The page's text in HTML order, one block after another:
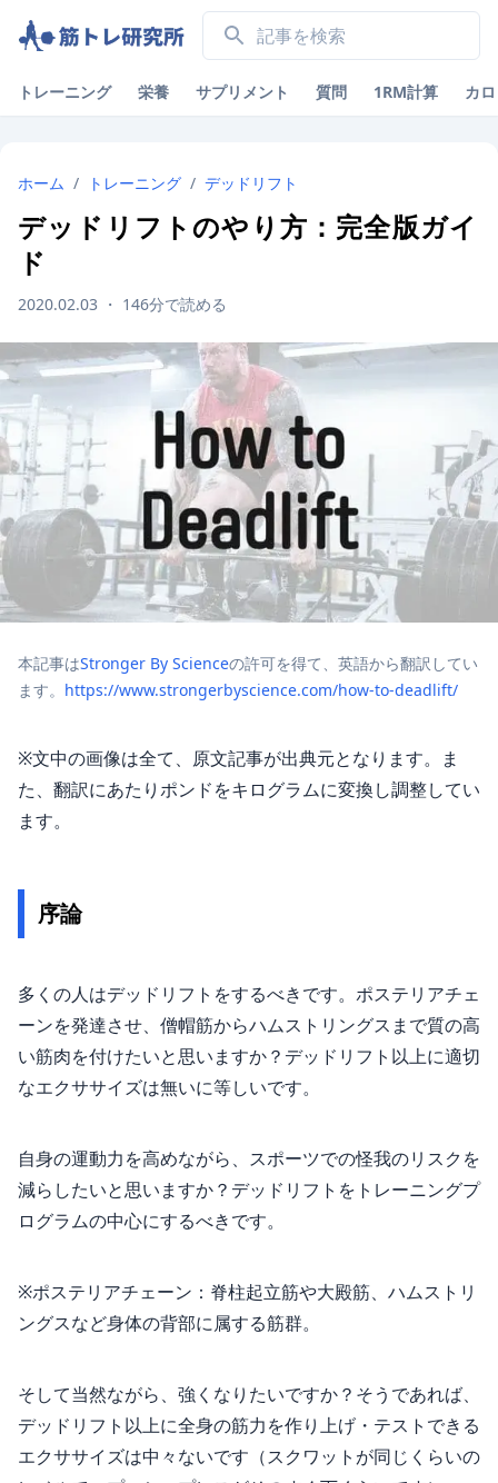
トレーニング 栄養 サプリメント 質問 1RM計算 カ
ホーム / トレーニング / デッドリフト
デッドリフトのやり方：完全版ガイ
ド
2020.02.03 ・ 146分で読める
本記事はStronger By Scienceの許可を得て、英語から翻訳してい
ます。 https://www.strongerbyscience.com/how-to-deadlift/
※文中の画像は全て、原文記事が出典元となります。ま
た、翻訳にあたりポンドをキログラムに変換し調整してい
ます。
序論
多くの人はデッドリフトをするべきです。ポステリアチェ
ーンを発達させ、僧帽筋からハムストリングスまで質の高
い筋肉を付けたいと思いますか？デッドリフト以上に適切
なエクササイズは無いに等しいです。
自身の運動力を高めながら、スポーツでの怪我のリスクを
減らしたいと思いますか？デッドリフトをトレーニングプ
ログラムの中心にするべきです。
※ポステリアチェーン：脊柱起立筋や大殿筋、ハムストリ
ングスなど身体の背部に属する筋群。
そして当然ながら、強くなりたいですか？そうであれば、
デッドリフト以上に全身の筋力を作り上げ・テストできる
エクササイズは中々ないです（スクワットが同じくらいの